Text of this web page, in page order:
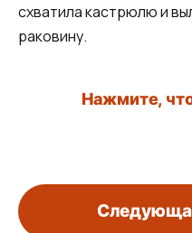
схватила кастрюлю и
раковину.
Нажмите,